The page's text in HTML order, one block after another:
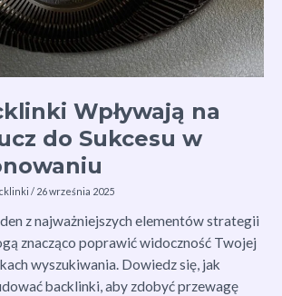
Wpływają na
do Sukcesu w
/ 26 września 2025
z najważniejszych elementów strategii
znacząco poprawić widoczność Twojej
wyszukiwania. Dowiedz się, jak
backlinki, aby zdobyć przewagę